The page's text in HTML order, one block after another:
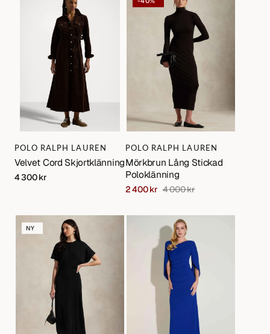
Skjortklänning
Varumärke:
POLO RALPH LAUREN
Velvet Cord Skjortklänning
Regular
4 300 kr
Lång
Poloklänning
Varumärke:
POLO RALPH LAUREN
Mörkbrun Lång Stickad
Poloklänning
Sale
2 400 kr Regular
4 000 kr
Svart
Klänning
dolmanärm
NY
Aftonklänning